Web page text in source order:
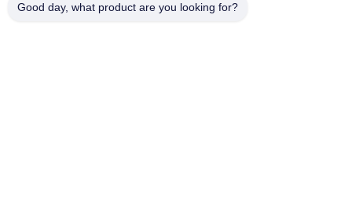
spanning die
De antikabel van de
Good day, what product are you looking for?